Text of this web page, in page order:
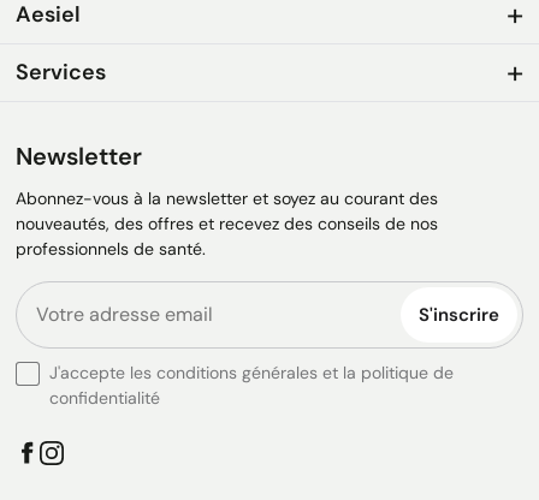
Aesiel
Services
Newsletter
Abonnez-vous à la newsletter et soyez au courant des
nouveautés, des offres et recevez des conseils de nos
professionnels de santé.
S'inscrire
J'accepte les conditions générales et la politique de
confidentialité